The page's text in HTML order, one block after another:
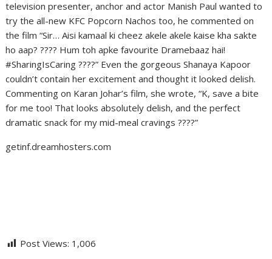
television presenter, anchor and actor Manish Paul wanted to
try the all-new KFC Popcorn Nachos too, he commented on
the film “Sir… Aisi kamaal ki cheez akele akele kaise kha sakte
ho aap? ???? Hum toh apke favourite Dramebaaz hai!
#SharingIsCaring ????” Even the gorgeous Shanaya Kapoor
couldn’t contain her excitement and thought it looked delish.
Commenting on Karan Johar’s film, she wrote, “K, save a bite
for me too! That looks absolutely delish, and the perfect
dramatic snack for my mid-meal cravings ????”
getinf.dreamhosters.com
Post Views: 1,006